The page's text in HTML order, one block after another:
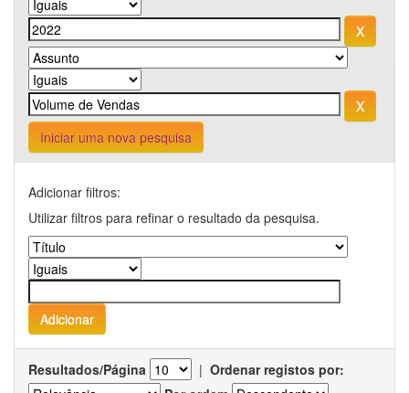
Iniciar uma nova pesquisa
Adicionar filtros:
Utilizar filtros para refinar o resultado da pesquisa.
Resultados/Página | Ordenar registos por: